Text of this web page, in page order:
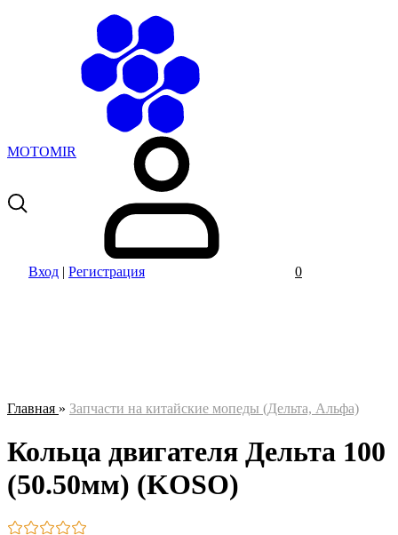
MOTOMIR
Вход | Регистрация 0
Главная » Запчасти на китайские мопеды (Дельта, Альфа)
Кольца двигателя Дельта 100
(50.50мм) (KOSO)